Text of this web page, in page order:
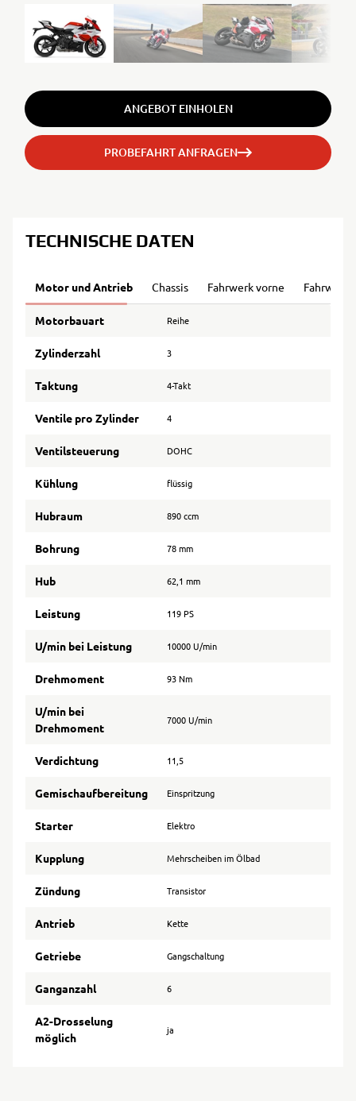
ANGEBOT EINHOLEN
PROBEFAHRT ANFRAGEN
TECHNISCHE DATEN
Motor und Antrieb Chassis Fahrwerk vorne Fahrwerk
Motorbauart Reihe
Zylinderzahl 3
Taktung 4-Takt
Ventile pro Zylinder 4
Ventilsteuerung DOHC
Kühlung flüssig
Hubraum 890 ccm
Bohrung 78 mm
Hub 62,1 mm
Leistung 119 PS
U/min bei Leistung 10000 U/min
Drehmoment 93 Nm
U/min bei
Drehmoment
7000 U/min
Verdichtung 11,5
Gemischaufbereitung Einspritzung
Starter Elektro
Kupplung Mehrscheiben im Ölbad
Zündung Transistor
Antrieb Kette
Getriebe Gangschaltung
Ganganzahl 6
A2-Drosselung
möglich
ja